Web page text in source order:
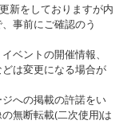
新をしておりますが内
事前にご確認のう
ベントの開催情報、
は変更になる場合が
への掲載の許諾をい
無断転載(二次使用)は